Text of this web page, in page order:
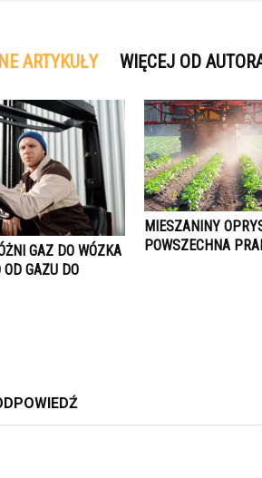
ARTYKUŁY WIĘCEJ OD
GAZ DO WÓZKA
OD GAZU DO
MIESZANINY
POWSZECHNA